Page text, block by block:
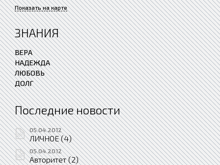
Показать на карте
ЗНАНИЯ
ВЕРА
НАДЕЖДА
ЛЮБОВЬ
ДОЛГ
Последние новости
05.04.2012
ЛИЧНОЕ (4)
05.04.2012
Авторитет (2)